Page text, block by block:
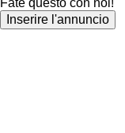
Inserire l'annuncio